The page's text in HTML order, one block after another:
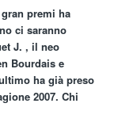
premi ha
ci saranno
J. , il neo
Bourdais e
ha già preso
2007. Chi